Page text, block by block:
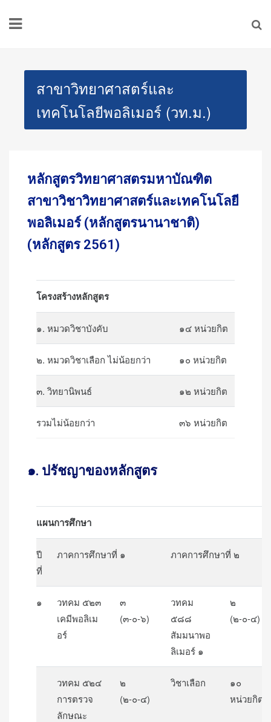
สาขาวิทยาศาสตร์และ
เทคโนโลยีพอลิเมอร์ (วท.ม.)
หลักสูตรวิทยาศาสตรมหาบัณฑิต
สาขาวิชาวิทยาศาสตร์และเทคโนโลยี
พอลิเมอร์ (หลักสูตรนานาชาติ)
(หลักสูตร 2561)
โครงสร้างหลักสูตร
๑. หมวดวิชาบังคับ ๑๔ หน่วยกิต
๒. หมวดวิชาเลือก ไม่น้อยกว่า ๑๐ หน่วยกิต
๓. วิทยานิพนธ์ ๑๒ หน่วยกิต
รวมไม่น้อยกว่า ๓๖ หน่วยกิต
๑. ปรัชญาของหลักสูตร
แผนการศึกษา
ปี
ที่
ภาคการศึกษาที่ ๑ ภาคการศึกษาที่ ๒
๑
วทคม ๕๒๓
เคมีพอลิเม
อร์
๓
(๓-๐-๖)
วทคม
๕๘๘
สัมมนาพอ
ลิเมอร์ ๑
๒
(๒-๐-๔)
วทคม ๕๒๔
การตรวจ
ลักษณะ
๒
(๒-๐-๔)
วิชาเลือก
๑๐
หน่วยกิต